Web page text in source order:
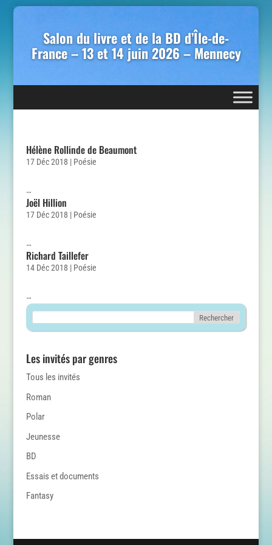
Salon du livre et de la BD d’Île-de-
France – 13 et 14 juin 2026 – Mennecy
Hélène Rollinde de Beaumont
17 Déc 2018 | Poésie
…
Joël Hillion
17 Déc 2018 | Poésie
…
Richard Taillefer
14 Déc 2018 | Poésie
…
Les invités par genres
Tous les invités
Roman
Polar
Jeunesse
BD
Essais et documents
Fantasy